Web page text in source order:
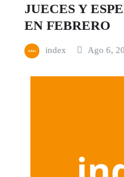
JUECES Y
EN FEBRERO
index Ago 6,